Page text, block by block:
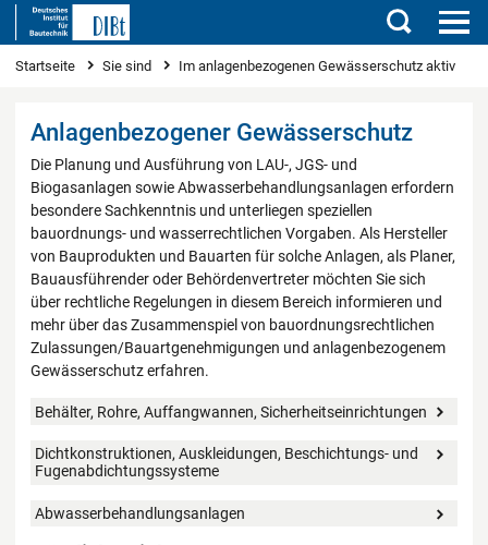
Suchen
Sie sind hier
Startseite Sie sind Im anlagenbezogenen Gewässerschutz aktiv
Anlagenbezogener Gewässerschutz
Die Planung und Ausführung von LAU-, JGS- und
Biogasanlagen sowie Abwasserbehandlungsanlagen erfordern
besondere Sachkenntnis und unterliegen speziellen
bauordnungs- und wasserrechtlichen Vorgaben. Als Hersteller
von Bauprodukten und Bauarten für solche Anlagen, als Planer,
Bauausführender oder Behördenvertreter möchten Sie sich
über rechtliche Regelungen in diesem Bereich informieren und
mehr über das Zusammenspiel von bauordnungsrechtlichen
Zulassungen/Bauartgenehmigungen und anlagenbezogenem
Gewässerschutz erfahren.
Behälter, Rohre, Auffangwannen, Sicherheitseinrichtungen
Dichtkonstruktionen, Auskleidungen, Beschichtungs- und
Fugenabdichtungssysteme
Abwasserbehandlungsanlagen